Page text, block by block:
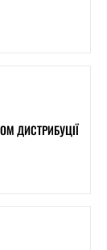
ДИСТРИБУЦІЇ